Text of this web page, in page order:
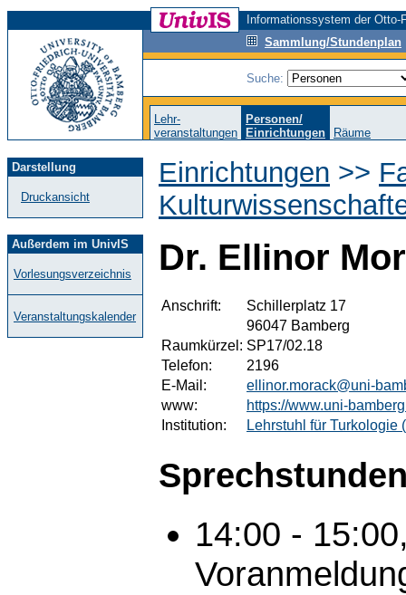
Informationssystem der
Sammlung/Stundenplan
Suche:
Lehr-
veranstaltungen
Personen/
Einrichtungen
Räume
Darstellung
Druckansicht
Außerdem im UnivIS
Vorlesungsverzeichnis
Veranstaltungskalender
Einrichtungen >>
Dr. Ellinor
Anschrift:
Schillerplatz 17
96047 Bamberg
Raumkürzel: SP17/02.18
Telefon:
2196
E-Mail:
ellinor.morack@uni-
www:
https://www.uni-
Institution:
Lehrstuhl für Turkologie
14:00 -